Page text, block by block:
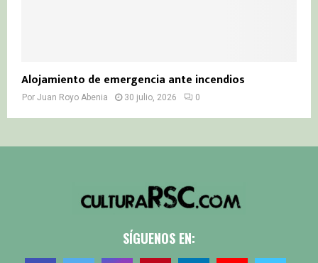
Alojamiento de emergencia ante incendios
Por Juan Royo Abenia 30 julio, 2026 0
SÍGUENOS EN: